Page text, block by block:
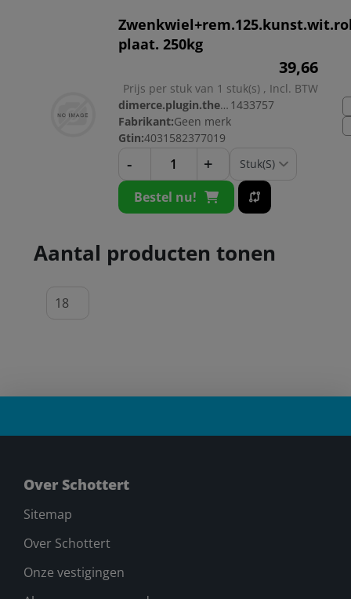
plaat. 250kg
39,66
Prijs per stuk van 1 stuk(s) , Incl. BTW
dimerce.plugin.theme.productnr: 1433757
Fabrikant:Geen merk
Gtin:4031582377019
- +
Bestel nu!
Aantal producten tonen
Over Schottert
Sitemap
Over Schottert
Onze vestigingen